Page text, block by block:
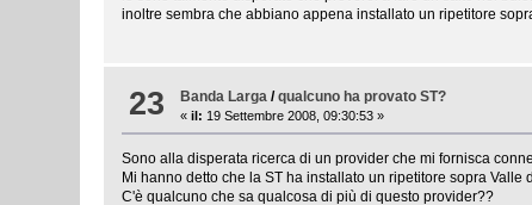
inoltre sembra che abbiano appena installato un ripetitore
23 Banda Larga /qualcuno ha provato ST?
«il: 19 Settembre 2008, 09:30:53 »
Sono alla disperata ricerca di un provider che mi fornisca
Mi hanno detto che la ST ha installato un ripetitore sopra
C'è qualcuno che sa qualcosa di più di questo provider??